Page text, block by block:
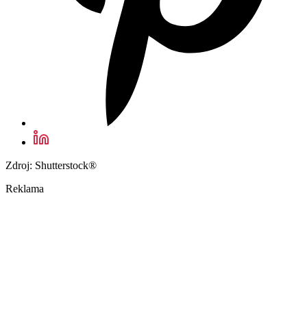
Zdroj: Shutterstock®
Reklama